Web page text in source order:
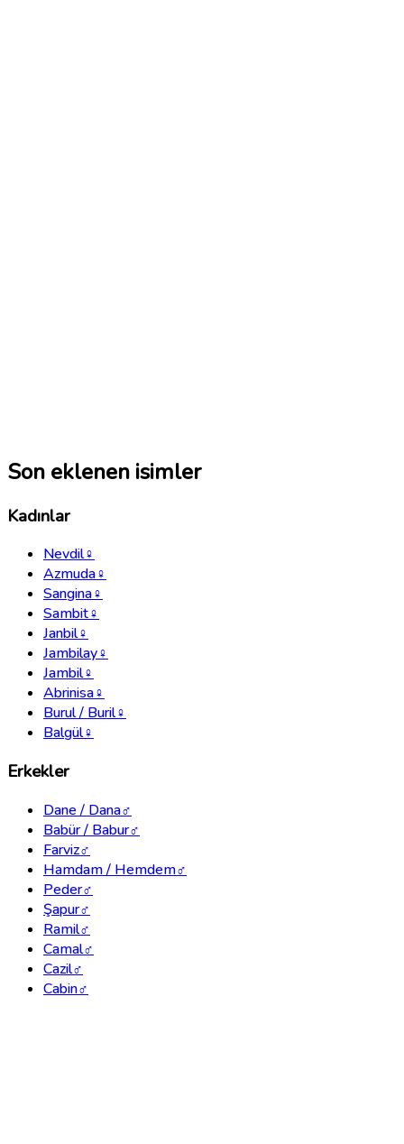
Son eklenen isimler
Kadınlar
Nevdil♀
Azmuda♀
Sangina♀
Sambit♀
Janbil♀
Jambilay♀
Jambil♀
Abrinisa♀
Burul / Buril♀
Balgül♀
Erkekler
Dane / Dana♂
Babür / Babur♂
Farviz♂
Hamdam / Hemdem♂
Peder♂
Şapur♂
Ramil♂
Camal♂
Cazil♂
Cabin♂